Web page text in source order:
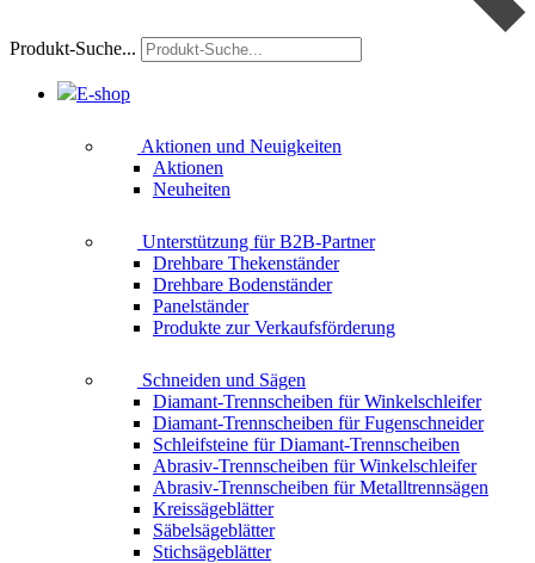
Produkt-Suche...
E-shop
Aktionen und Neuigkeiten
Aktionen
Neuheiten
Unterstützung für B2B-Partner
Drehbare Thekenständer
Drehbare Bodenständer
Panelständer
Produkte zur Verkaufsförderung
Schneiden und Sägen
Diamant-Trennscheiben für Winkelschleifer
Diamant-Trennscheiben für Fugenschneider
Schleifsteine für Diamant-Trennscheiben
Abrasiv-Trennscheiben für Winkelschleifer
Abrasiv-Trennscheiben für Metalltrennsägen
Kreissägeblätter
Säbelsägeblätter
Stichsägeblätter